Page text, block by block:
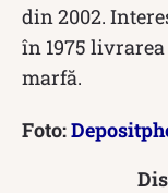
din 2002.
în 1975
marfă.
Foto: